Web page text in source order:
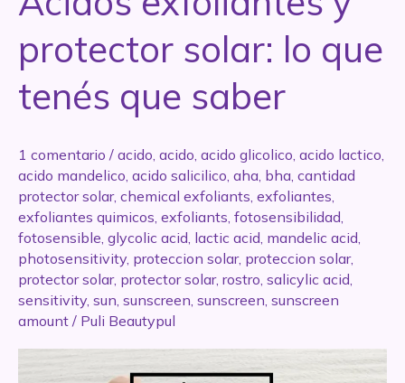
protector solar: lo que
tenés que saber
1 comentario / acido acido acido glicolico acido lactico
acido mandelico acido salicilico aha bha cantidad
protector solar, chemical exfoliants exfoliantes
exfoliantes quimicos exfoliants fotosensibilidad
fotosensible glycolic acid lactic acid mandelic acid
photosensitivity proteccion solar, proteccion solar,
protector solar, protector solar, rostro salicylic acid
sensitivity sun sunscreen sunscreen sunscreen
amount / Puli Beautypul